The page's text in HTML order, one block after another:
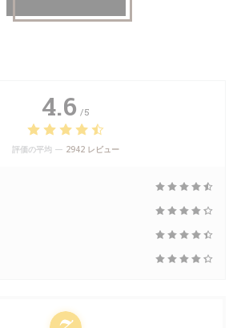
4.6 /5
評価の平均 — 2942 レビュー